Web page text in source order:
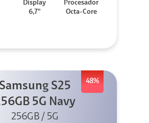
Display
6,7"
Procesador
Octa-Core
48%
Samsung S25
5G Navy
256GB / 5G